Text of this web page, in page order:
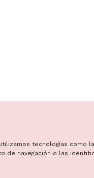
tecnologías
de navegación o las